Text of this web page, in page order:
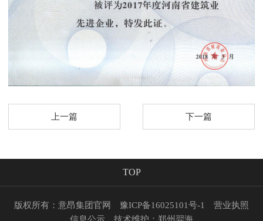
上一篇 下一篇
TOP
版权所有：意昂集团官网 豫ICP备16025101号-1
营业执照
信息公示 技术维护： 郑州羿海